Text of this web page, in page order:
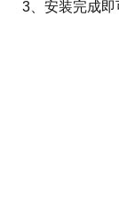
3、安装完成即